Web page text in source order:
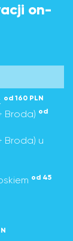
on-
od 160 PLN
Broda) od
Broda) u
od 45